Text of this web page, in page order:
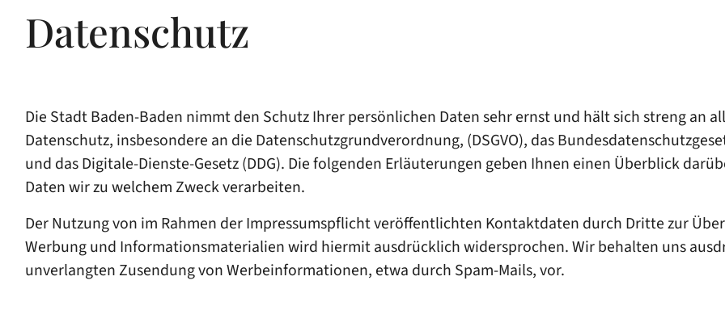
Datenschutz
Die Stadt Baden-Baden nimmt den Schutz Ihrer persönlichen Daten sehr ernst und hält sich streng an
Datenschutz, insbesondere an die Datenschutzgrundverordnung, (DSGVO), das
und das Digitale-Dienste-Gesetz (DDG). Die folgenden Erläuterungen geben Ihnen einen Überblick
Daten wir zu welchem Zweck verarbeiten.
Der Nutzung von im Rahmen der Impressumspflicht veröffentlichten Kontaktdaten durch Dritte zur
Werbung und Informationsmaterialien wird hiermit ausdrücklich widersprochen. Wir behalten uns
unverlangten Zusendung von Werbeinformationen, etwa durch Spam-Mails, vor.